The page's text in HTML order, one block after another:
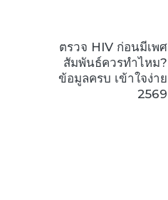
ตรวจ HIV ก่อนมีเพศ
สัมพันธ์ควรทำไหม?
ข้อมูลครบ เข้าใจง่าย
2569